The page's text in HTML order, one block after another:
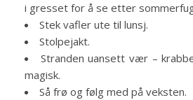
i gresset for å se etter
Stek vafler ute til lunsj.
Stolpejakt.
Stranden uansett vær –
magisk.
Så frø og følg med på veksten.